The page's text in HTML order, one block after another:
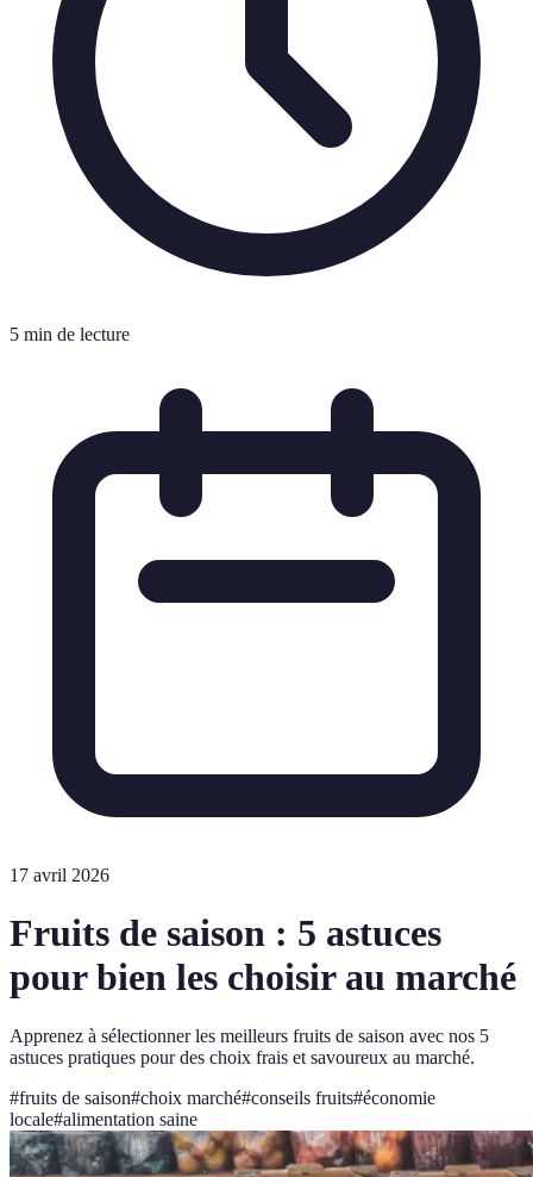
5 min de lecture
17 avril 2026
Fruits de saison : 5 astuces
pour bien les choisir au marché
Apprenez à sélectionner les meilleurs fruits de saison avec nos 5
astuces pratiques pour des choix frais et savoureux au marché.
#fruits de saison#choix marché#conseils fruits#économie
locale#alimentation saine